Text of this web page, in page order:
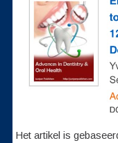
Het artikel is